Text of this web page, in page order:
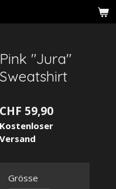
Pink "Jura"
Sweatshirt
CHF 59,90
Kostenloser
Versand
Grösse